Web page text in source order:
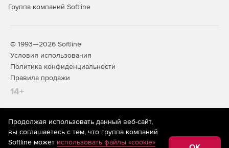
Группа компаний Softline
© 1993—2026 Softline
Условия использования
Политика конфиденциальности
Правила продажи
14+
На информационном ресурсе store.softline.ru применяются
рекомендательные технологии(информационные технологии
предоставления информации на основе сбора,
Продолжая использовать данный веб-сайт,
вы соглашаетесь с тем, что группа компаний
Softline может использовать файлы «cookie»